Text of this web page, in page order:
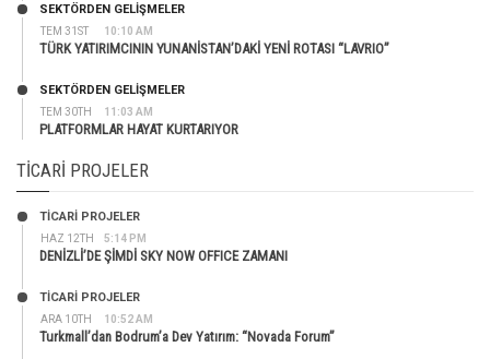
TEM 31ST 10:10 AM
SEKTÖRDEN GELIŞMELER
TÜRK YATIRIMCININ YUNANİSTAN’DAKİ YENİ ROTASI “LAVRIO”
TEM 30TH 11:03 AM
SEKTÖRDEN GELIŞMELER
PLATFORMLAR HAYAT KURTARIYOR
TICARI PROJELER
HAZ 12TH 5:14 PM
TİCARİ PROJELER
DENİZLİ’DE ŞİMDİ SKY NOW OFFICE ZAMANI
ARA 10TH 10:52 AM
TİCARİ PROJELER
Turkmall’dan Bodrum’a Dev Yatırım: “Novada Forum”